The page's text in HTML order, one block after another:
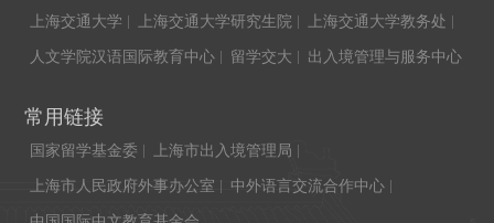
上海交通大学 上海交通大学研究生院
上海交通大学教务处
人文学院汉语国际教育中心
留学交大 出入境管理与服务中心
常用链接
国家留学基金委
上海市出入境管理局
上海市人民政府外事办公室
中外语言交流合作中心